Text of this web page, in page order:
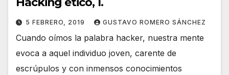
5 FEBRERO, 2019 GUSTAVO ROMERO SÁNCHEZ
Cuando oímos la palabra hacker, nuestra mente
evoca a aquel individuo joven, carente de
escrúpulos y con inmensos conocimientos